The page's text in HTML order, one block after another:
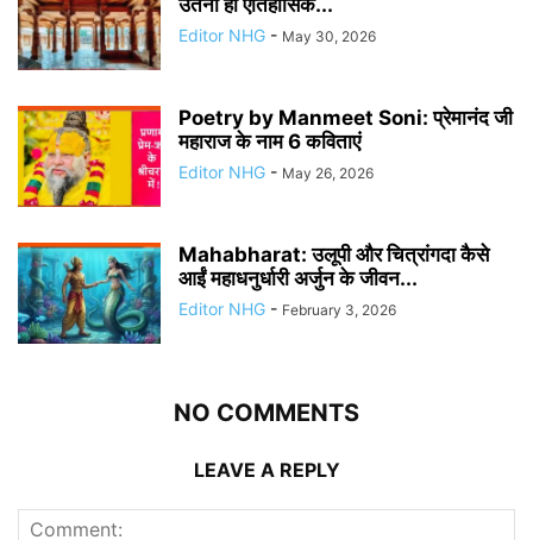
Editor NHG - May 30, 2026
Poetry by Manmeet Soni: प्रेमानंद जी
महाराज के नाम 6 कविताएं
Editor NHG - May 26, 2026
Mahabharat: उलूपी और चित्रांगदा कैसे
आईं महाधनुर्धारी अर्जुन के जीवन...
Editor NHG - February 3, 2026
NO COMMENTS
LEAVE A REPLY